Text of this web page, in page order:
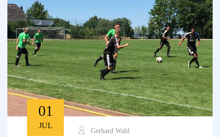
01
JUL
Gerhard Wahl